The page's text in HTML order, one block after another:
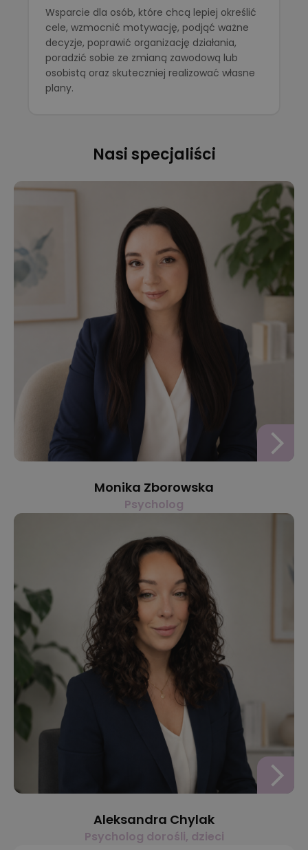
Wsparcie dla osób, które chcą lepiej określić
cele, wzmocnić motywację, podjąć ważne
decyzje, poprawić organizację działania,
poradzić sobie ze zmianą zawodową lub
osobistą oraz skuteczniej realizować własne
plany.
Nasi specjaliści
Monika Zborowska
Psycholog
Aleksandra Chylak
Psycholog dorośli, dzieci